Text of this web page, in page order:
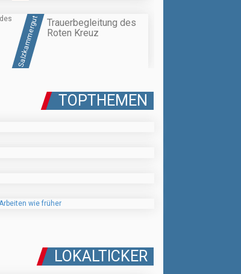
Salzkammergut
Trauerbegleitung des
Roten Kreuz
TOPTHEMEN
LOKALTICKER